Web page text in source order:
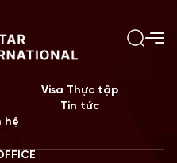
Visa Thực tập
Tin tức
hệ